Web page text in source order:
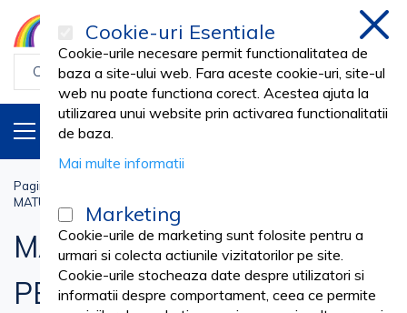
PRODUSE
Pagina principala
MATURI, MOPURI, FARASE, PERII
MATURI, MOPURI, FARASE,
PERII
Cookie-uri Esentiale
Cookie-urile necesare permit functionalitatea de
baza a site-ului web. Fara aceste cookie-uri, site-ul
web nu poate functiona corect. Acestea ajuta la
utilizarea unui website prin activarea functionalitatii
de baza.
Mai multe informatii
Marketing
Cookie-urile de marketing sunt folosite pentru a
urmari si colecta actiunile vizitatorilor pe site.
Cookie-urile stocheaza date despre utilizatori si
informatii despre comportament, ceea ce permite